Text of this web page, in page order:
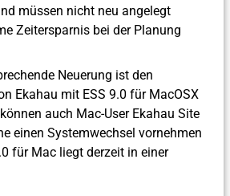
müssen nicht neu angelegt
Zeitersparnis bei der Planung
Neuerung ist den
Ekahau mit ESS 9.0 für MacOSX
auch Mac-User Ekahau Site
einen Systemwechsel vornehmen
für Mac liegt derzeit in einer